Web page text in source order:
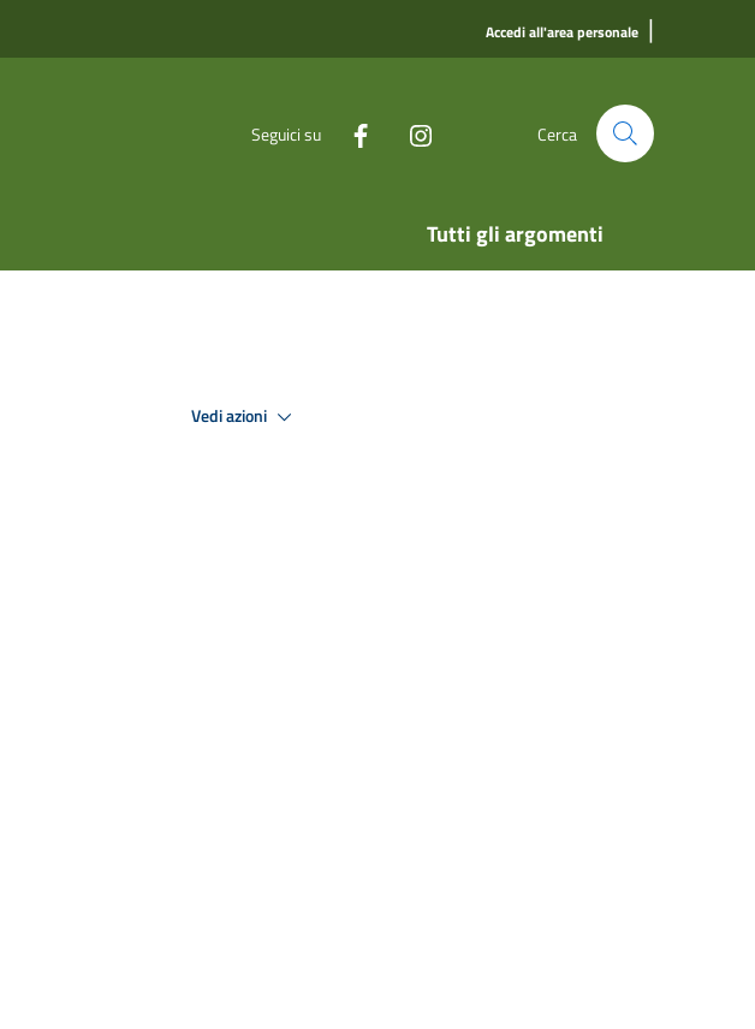
Accedi all'area personale |
Seguici su Cerca
Tutti gli argomenti
Vedi azioni